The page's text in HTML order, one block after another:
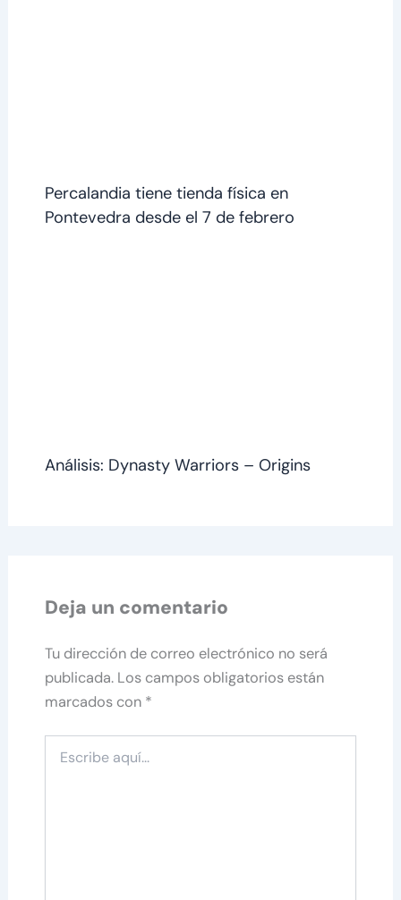
Percalandia tiene tienda física en
Pontevedra desde el 7 de febrero
Análisis: Dynasty Warriors – Origins
Deja un comentario
Tu dirección de correo electrónico no será
publicada. Los campos obligatorios están
marcados con *
aquí...